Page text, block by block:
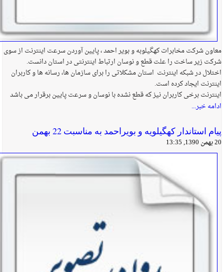
معاون شركت مخابرات كهگیلوبه و بویر احمد ، پایین آوردن سرعت اینترنت از سوی
شركت زیر ساخت را علت قطع و نوسان ارتباط اینترنتی در استان دانست.
‌اختلال در شبكه اینترنت استان مشكلاتی را برای سازمان ها،‌ رسانه ها و كاربران
اینترنت ایجاد كرده است.
اینترنت برخی كاربران نیز كه قطع نشده با نوسان و سرعت پایین برقرار می باشد
ادامه خبر...
پیام استاندار كهگیلویه و بویراحمد به مناسبت 22 بهمن
20 بهمن 1390, 13:35